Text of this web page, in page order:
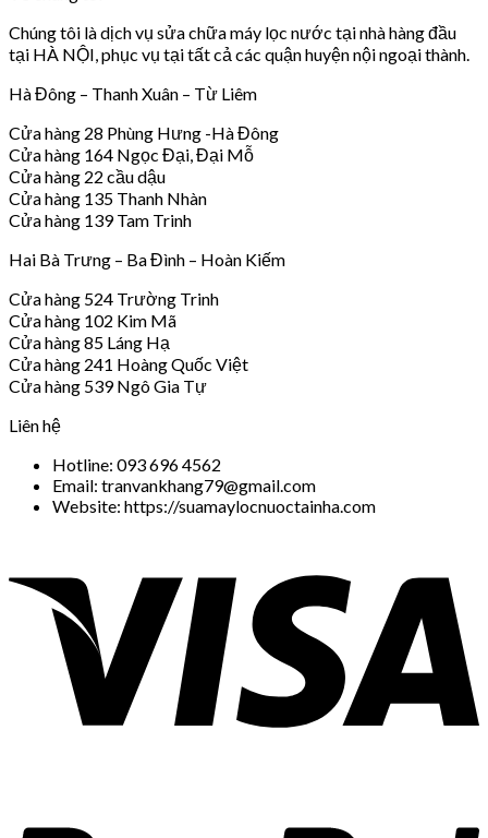
Chúng tôi là dịch vụ sửa chữa máy lọc nước tại nhà hàng đầu
tại HÀ NỘI, phục vụ tại tất cả các quận huyện nội ngoại thành.
Hà Đông – Thanh Xuân – Từ Liêm
Cửa hàng 28 Phùng Hưng -Hà Đông
Cửa hàng 164 Ngọc Đại, Đại Mỗ
Cửa hàng 22 cầu dậu
Cửa hàng 135 Thanh Nhàn
Cửa hàng 139 Tam Trinh
Hai Bà Trưng – Ba Đình – Hoàn Kiếm
Cửa hàng 524 Trường Trinh
Cửa hàng 102 Kim Mã
Cửa hàng 85 Láng Hạ
Cửa hàng 241 Hoàng Quốc Việt
Cửa hàng 539 Ngô Gia Tự
Liên hệ
Hotline: 093 696 4562
Email: tranvankhang79@gmail.com
Website: https://suamaylocnuoctainha.com